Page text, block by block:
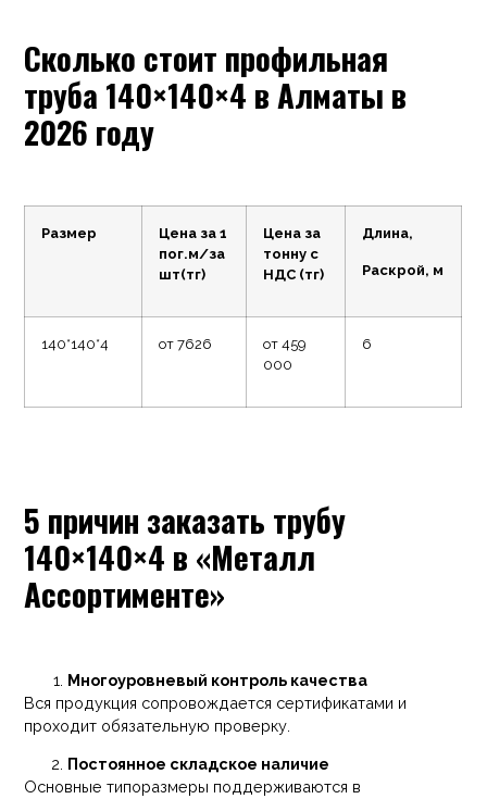
Сколько стоит профильная
труба 140×140×4 в Алматы в
2026 году
Размер
Цена за 1
пог.м/за
шт(тг)
Цена за
тонну с
НДС (тг)
Длина,
Раскрой, м
140*140*4 от 7626
от 459
000
6
5 причин заказать трубу
140×140×4 в «Металл
Ассортименте»
Многоуровневый контроль качества
Вся продукция сопровождается сертификатами и
проходит обязательную проверку.
Постоянное складское наличие
Основные типоразмеры поддерживаются в